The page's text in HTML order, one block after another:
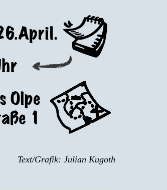
Text/Grafik: Julian Kugoth